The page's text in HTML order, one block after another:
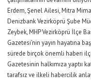
Erdem, Şenel Ailesi, Mitra
Denizbank Vezirköprü Şube
Zeybek, MHP Vezirköprü İlçe
Gazetesi’nin yayın hayatına
sürede birçok önemli haberi
Gazetesinin halkımıza yaptıı
tarafsız ve ilkeli habercilik